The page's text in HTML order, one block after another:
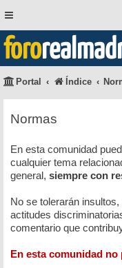
foro
Portal Índice
Normas
En esta comunidad
cualquier tema
general, siempre con
No se tolerarán
actitudes
comentario que
En esta comunidad no